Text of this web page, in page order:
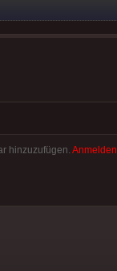
hinzuzufügen. Anmelden